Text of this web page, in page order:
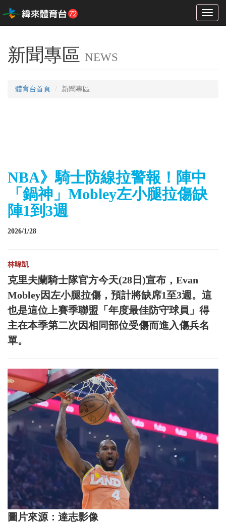
Toggle
新聞專區 NEWS
體育台首頁 新聞專區
NBA》騎士防線拉警報！陣中
「鍋神」Mobley左小腿拉傷缺
陣1到3週
2026/1/28
林暐凱
克里夫蘭騎士隊官方今天(28日)宣布，Evan
Mobley因左小腿拉傷，預計將缺席1至3週。這
也是這位上賽季聯盟「年度最佳防守球員」得
主在本季第二次因相同部位受傷而進入傷兵名
單。
圖片來源：達志影像